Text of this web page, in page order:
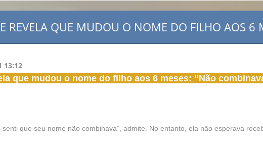
REVELA QUE MUDOU O NOME DO FILHO AOS 6
13:12
que mudou o nome do filho aos 6 meses: “Não
senti que seu nome não combinava”, admite. No entanto, ela não esperava